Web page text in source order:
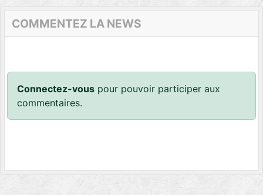
COMMENTEZ LA NEWS
Connectez-vous pour pouvoir participer aux
commentaires.